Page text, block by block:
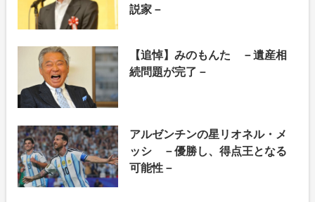
説家－
【追悼】みのもんた －遺産相
続問題が完了－
アルゼンチンの星リオネル・メ
ッシ －優勝し、得点王となる
可能性－